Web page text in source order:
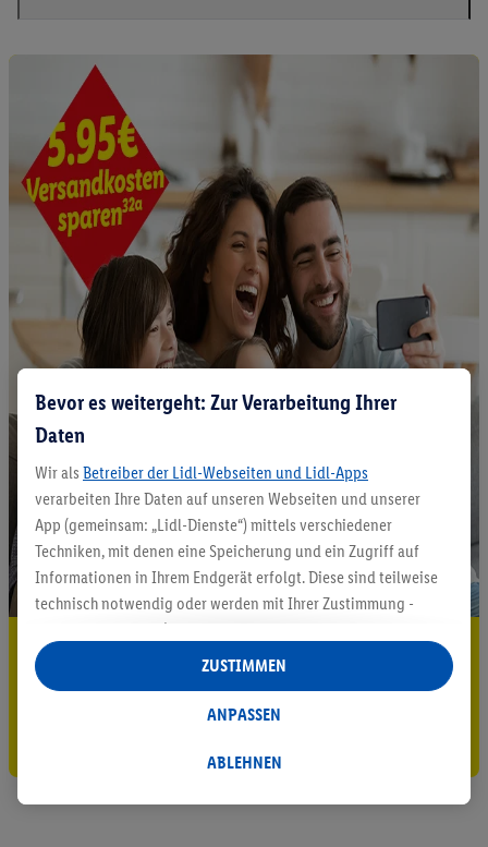
5.95 € Versand sparen³²ᵃ
Jetzt zum Newsletter anmelden
Bevor es weitergeht: Zur Verarbeitung Ihrer
Daten
Wir als Betreiber der Lidl-Webseiten und Lidl-Apps
verarbeiten Ihre Daten auf unseren Webseiten und unserer
App (gemeinsam: „Lidl-Dienste“) mittels verschiedener
Techniken, mit denen eine Speicherung und ein Zugriff auf
Informationen in Ihrem Endgerät erfolgt. Diese sind teilweise
technisch notwendig oder werden mit Ihrer Zustimmung -
auch durch Partner (u.a.
Verantwortliche; im Zusammenhang mit dem IAB TCF
insgesamt
Statistik-Erstellung oder für personalisierte Werbung
Datenverarbeitungen für personalisierte Werbung werden
ABLEHNEN
ANPASSEN
ZUSTIMMEN